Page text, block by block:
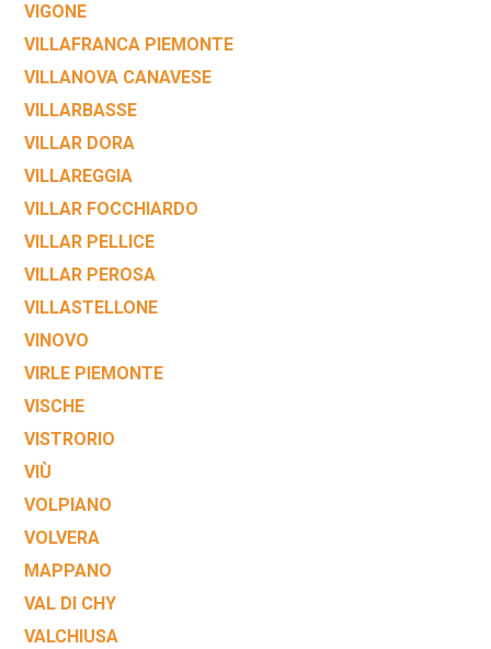
VIGONE
VILLAFRANCA PIEMONTE
VILLANOVA CANAVESE
VILLARBASSE
VILLAR DORA
VILLAREGGIA
VILLAR FOCCHIARDO
VILLAR PELLICE
VILLAR PEROSA
VILLASTELLONE
VINOVO
VIRLE PIEMONTE
VISCHE
VISTRORIO
VIÙ
VOLPIANO
VOLVERA
MAPPANO
VAL DI CHY
VALCHIUSA